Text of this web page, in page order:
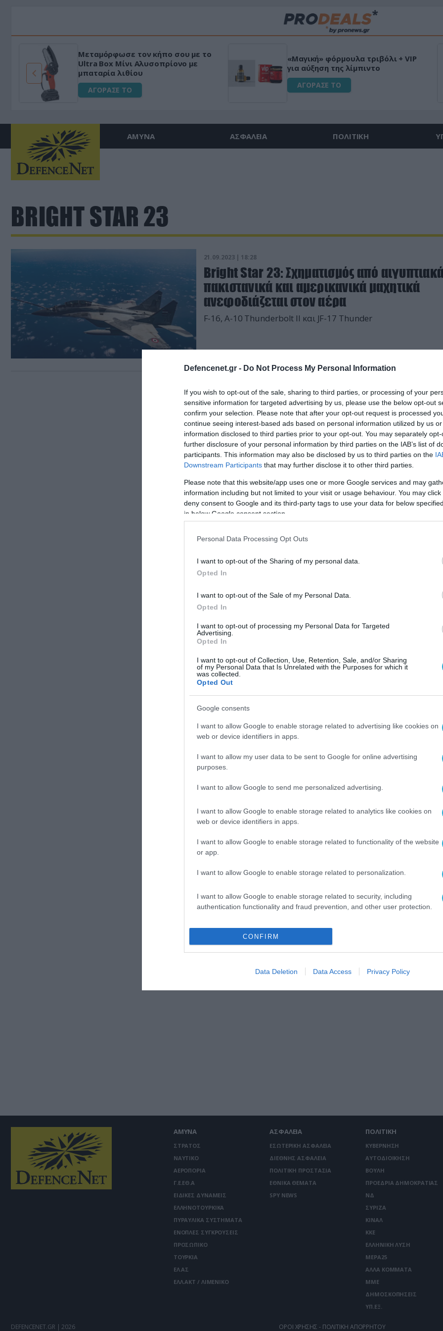
Defencenet.gr - Do Not Process My Personal Information
If you wish to opt-out of the sale, sharing to third parties, or processing of your
sensitive information for targeted advertising by us, please use the below opt-out
confirm your selection. Please note that after your opt-out request is processed
continue seeing interest-based ads based on personal information utilized by us
information disclosed to third parties prior to your opt-out. You may separately
further disclosure of your personal information by third parties on the IAB’s list of
participants. This information may also be disclosed by us to third parties on the
Downstream Participants that may further disclose it to other third parties.
Please note that this website/app uses one or more Google services and may
information including but not limited to your visit or usage behaviour. You may
deny consent to Google and its third-party tags to use your data for below
in below Google consent section.
Personal Data Processing Opt Outs
I want to opt-out of the Sharing of my personal data.
Opted In
I want to opt-out of the Sale of my Personal Data.
Opted In
I want to opt-out of processing my Personal Data for Targeted
Advertising.
Opted In
I want to opt-out of Collection, Use, Retention, Sale, and/or Sharing
of my Personal Data that Is Unrelated with the Purposes for which it
was collected.
Opted Out
Google consents
I want to allow Google to enable storage related to advertising like cookies on
web or device identifiers in apps.
I want to allow my user data to be sent to Google for online advertising
purposes.
I want to allow Google to send me personalized advertising.
I want to allow Google to enable storage related to analytics like cookies on
web or device identifiers in apps.
I want to allow Google to enable storage related to functionality of the website
or app.
I want to allow Google to enable storage related to personalization.
I want to allow Google to enable storage related to security, including
authentication functionality and fraud prevention, and other user protection.
CONFIRM
Data Deletion Data Access Privacy Policy
Μεταμόρφωσε τον κήπο σου με το
Ultra Box Μίνι Αλυσοπρίονο με
μπαταρία λιθίου
ΑΓΟΡΑΣΕ ΤΟ
«Μαγική» φόρμουλα τριβόλι + VIP
για αύξηση της λίμπιντο
ΑΓΟΡΑΣΕ ΤΟ
ΑΜΥΝΑ ΑΣΦΑΛΕΙΑ ΠΟΛΙΤΙΚΗ
BRIGHT STAR 23
21.09.2023 | 18:28
Bright Star 23: Σχηματισμός από
πακιστανικά και αμερικανικά μαχητικά
ανεφοδιάζεται στον αέρα
F-16, A-10 Thunderbolt Il και JF-17 Thunder
ΑΜΥΝΑ
ΣΤΡΑΤΟΣ
ΝΑΥΤΙΚΟ
ΑΕΡΟΠΟΡΙΑ
Γ.Ε.ΕΘ.Α
ΕΙΔΙΚΕΣ ΔΥΝΑΜΕΙΣ
ΕΛΛΗΝΟΤΟΥΡΚΙΚΑ
ΠΥΡΑΥΛΙΚΑ ΣΥΣΤΗΜΑΤΑ
ΕΝΟΠΛΕΣ ΣΥΓΚΡΟΥΣΕΙΣ
ΠΡΟΣΩΠΙΚΟ
ΤΟΥΡΚΙΑ
ΕΛ.ΑΣ
ΕΛΛ.ΑΚΤ / ΛΙΜΕΝΙΚΟ
ΑΣΦΑΛΕΙΑ
ΕΣΩΤΕΡΙΚΗ ΑΣΦΑΛΕΙΑ
ΔΙΕΘΝΗΣ ΑΣΦΑΛΕΙΑ
ΠΟΛΙΤΙΚΗ ΠΡΟΣΤΑΣΙΑ
ΕΘΝΙΚΑ ΘΕΜΑΤΑ
SPY NEWS
ΠΟΛΙΤΙΚΗ
ΚΥΒΕΡΝΗΣΗ
ΑΥΤΟΔΙΟΙΚΗΣΗ
ΒΟΥΛΗ
ΠΡΟΕΔΡΙΑ ΔΗΜΟΚΡΑΤΙΑΣ
ΝΔ
ΣΥΡΙΖΑ
ΚΙΝΑΛ
ΚΚΕ
ΕΛΛΗΝΙΚΗ ΛΥΣΗ
ΜΕΡΑ25
ΑΛΛΑ ΚΟΜΜΑΤΑ
ΜΜΕ
ΔΗΜΟΣΚΟΠΗΣΕΙΣ
ΥΠ.ΕΞ.
DEFENCENET.GR | 2026 ΟΡΟΙ ΧΡΗΣΗΣ - ΠΟΛΙΤΙΚΗ ΑΠΟΡΡΗΤΟΥ